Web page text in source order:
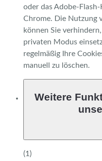
oder das Adobe-
Chrome. Die Nutzung
können Sie
privaten Modus
regelmäßig Ihre
manuell zu löschen.
Weitere
(1)